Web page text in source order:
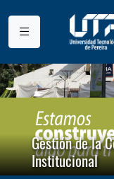
Gestión de la
Institucional